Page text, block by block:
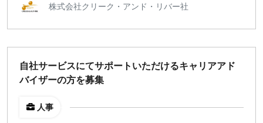
株式会社クリーク・アンド・リバー社
自社サービスにてサポートいただけるキャリアアド
バイザーの方を募集
人事